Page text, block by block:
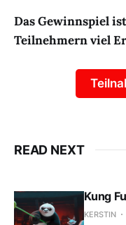
Das Gewinnspiel
Teilnehmern viel
READ NEXT
Kung
KERSTIN